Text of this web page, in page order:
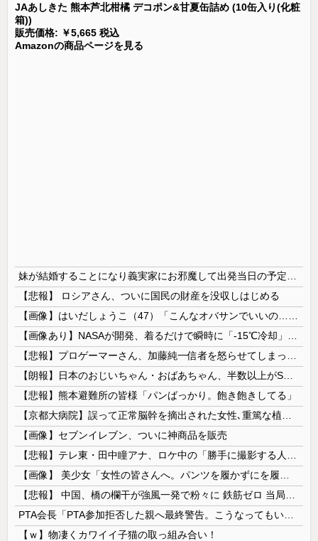
JAあしきた 熊本芦北柑橘 デコポン&甘夏缶詰め (10缶入り(化粧
箱))
販売価格: ￥5,665 税込
Amazonの商品ページを見る
【悲報】 ロシアさん、ついに国民の財産を没収しはじめる
【悲報】熊本避難所の皆様「パンばっかり。飽き飽きしてる」
【画像】セブンイレブン、ついに神商品を販売
【ｗ】物凄くカワイイ子猫の取っ組み合い！